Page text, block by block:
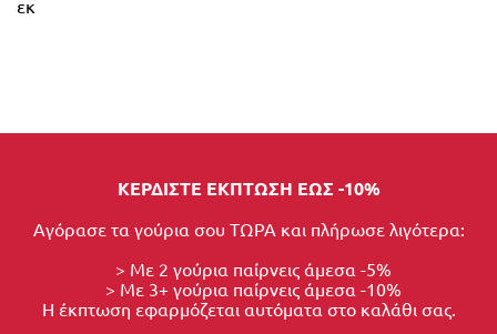
εκ
ΚΕΡΔΙΣΤΕ ΕΚΠΤΩΣΗ ΕΩΣ -10%
Αγόρασε τα γούρια σου ΤΩΡΑ και πλήρωσε λιγότερα:
> Με 2 γούρια παίρνεις άμεσα -5%
> Με 3+ γούρια παίρνεις άμεσα -10%
Η έκπτωση εφαρμόζεται αυτόματα στο καλάθι σας.